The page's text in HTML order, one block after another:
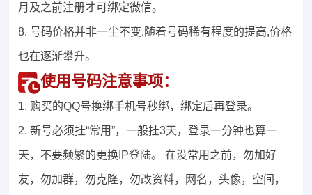
月及之前注册才可绑定微信。
8. 号码价格并非一尘不变,随着号码稀有程度的提高,价格
也在逐渐攀升。
使用号码注意事项：
1. 购买的QQ号换绑手机号秒绑，绑定后再登录。
2. 新号必须挂“常用”，一般挂3天，登录一分钟也算一
天，不要频繁的更换IP登陆。 在没常用之前，勿加好
友，勿加群，勿克隆，勿改资料，网名，头像，空间，